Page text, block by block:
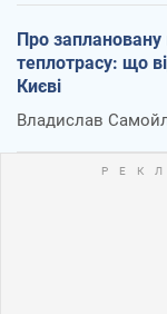
Про заплановану
теплотрасу: що
Києві
Владислав